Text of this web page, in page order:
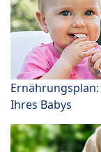
Ihres Babys